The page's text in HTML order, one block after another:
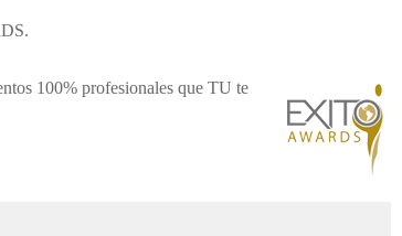
100% profesionales que TU te